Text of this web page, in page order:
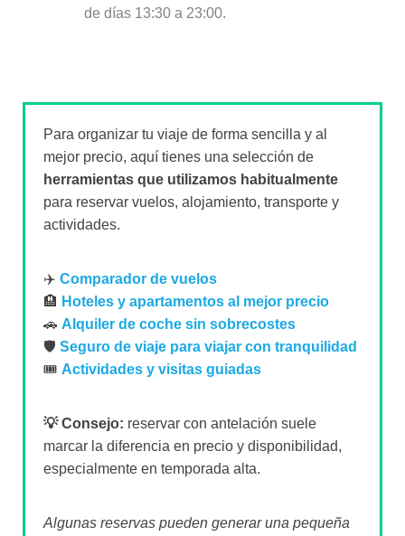
de días 13:30 a 23:00.
Para organizar tu viaje de forma sencilla y al
mejor precio, aquí tienes una selección de
herramientas que utilizamos habitualmente
para reservar vuelos, alojamiento, transporte y
actividades.
✈️ Comparador de vuelos
🏨 Hoteles y apartamentos al mejor precio
🚗 Alquiler de coche sin sobrecostes
🛡️ Seguro de viaje para viajar con tranquilidad
🎟️ Actividades y visitas guiadas
💡 Consejo: reservar con antelación suele
marcar la diferencia en precio y disponibilidad,
especialmente en temporada alta.
Algunas reservas pueden generar una pequeña